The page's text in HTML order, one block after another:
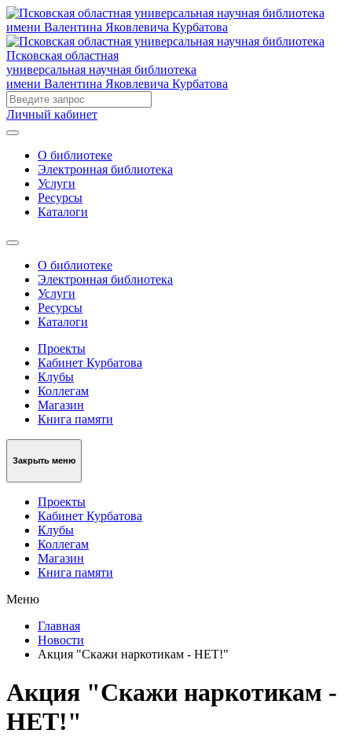
Псковская областная
универсальная научная библиотека
имени Валентина Яковлевича Курбатова
Личный кабинет
О библиотеке
Электронная библиотека
Услуги
Ресурсы
Каталоги
О библиотеке
Электронная библиотека
Услуги
Ресурсы
Каталоги
Проекты
Кабинет Курбатова
Клубы
Коллегам
Магазин
Книга памяти
Закрыть меню
Проекты
Кабинет Курбатова
Клубы
Коллегам
Магазин
Книга памяти
Меню
Главная
Новости
Акция "Скажи наркотикам - НЕТ!"
Акция "Скажи наркотикам -
НЕТ!"